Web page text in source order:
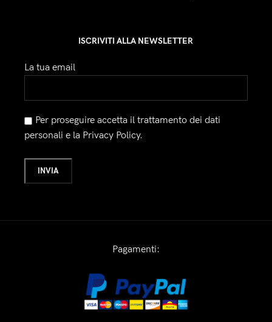
ISCRIVITI ALLA NEWSLETTER
La tua email
Per proseguire accetta il trattamento dei dati
personali e la Privacy Policy.
Pagamenti: